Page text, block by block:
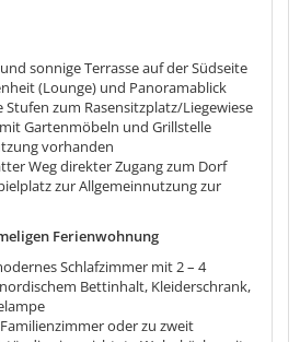
sonnige Terrasse auf der Südseite
(Lounge) und Panoramablick
Stufen zum Rasensitzplatz/Liegewiese
Gartenmöbeln und Grillstelle
vorhanden
Weg direkter Zugang zum Dorf
zur Allgemeinnutzung zur
Ferienwohnung
Schlafzimmer mit 2 – 4
Bettinhalt, Kleiderschrank,
oder zu zweit